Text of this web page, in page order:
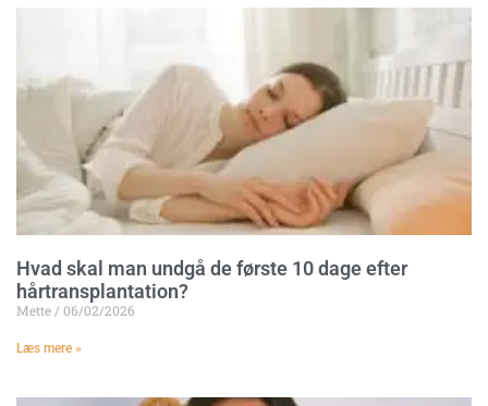
Hvad skal man undgå de første 10 dage efter
hårtransplantation?
Mette 06/02/2026
Læs mere »